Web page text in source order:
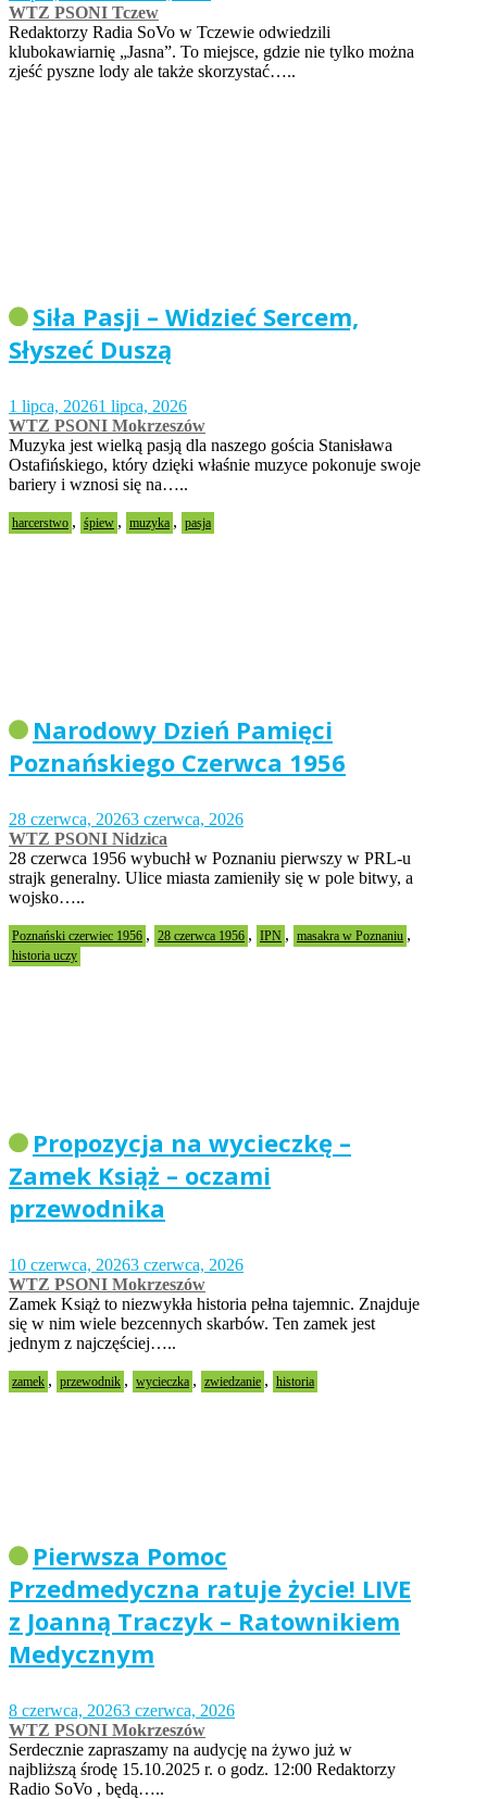
WTZ PSONI Tczew
Redaktorzy Radia SoVo w Tczewie odwiedzili
klubokawiarnię „Jasna”. To miejsce, gdzie nie tylko można
zjeść pyszne lody ale także skorzystać…..
Siła Pasji – Widzieć Sercem,
Słyszeć Duszą
1 lipca, 20261 lipca, 2026
WTZ PSONI Mokrzeszów
Muzyka jest wielką pasją dla naszego gościa Stanisława
Ostafińskiego, który dzięki właśnie muzyce pokonuje swoje
bariery i wznosi się na…..
harcerstwo , śpiew , muzyka , pasja
Narodowy Dzień Pamięci
Poznańskiego Czerwca 1956
28 czerwca, 20263 czerwca, 2026
WTZ PSONI Nidzica
28 czerwca 1956 wybuchł w Poznaniu pierwszy w PRL-u
strajk generalny. Ulice miasta zamieniły się w pole bitwy, a
wojsko…..
Poznański czerwiec 1956 , 28 czerwca 1956 , IPN , masakra w Poznaniu ,
historia uczy
Propozycja na wycieczkę –
Zamek Książ – oczami
przewodnika
10 czerwca, 20263 czerwca, 2026
WTZ PSONI Mokrzeszów
Zamek Książ to niezwykła historia pełna tajemnic. Znajduje
się w nim wiele bezcennych skarbów. Ten zamek jest
jednym z najczęściej…..
zamek , przewodnik , wycieczka , zwiedzanie , historia
Pierwsza Pomoc
Przedmedyczna ratuje życie! LIVE
z Joanną Traczyk – Ratownikiem
Medycznym
8 czerwca, 20263 czerwca, 2026
WTZ PSONI Mokrzeszów
Serdecznie zapraszamy na audycję na żywo już w
najbliższą środę 15.10.2025 r. o godz. 12:00 Redaktorzy
Radio SoVo , będą…..